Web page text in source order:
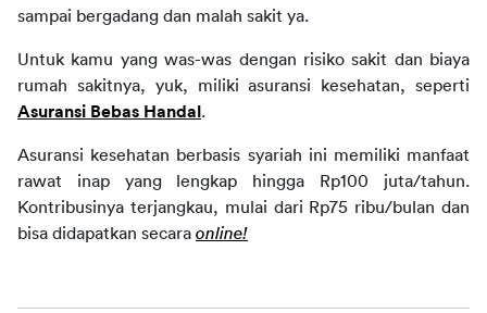
sampai bergadang dan malah sakit ya.
Untuk kamu yang was-was dengan risiko sakit dan biaya
Asuransi Bebas Handal .
Asuransi kesehatan berbasis syariah ini memiliki manfaat
rawat inap yang lengkap hingga Rp100 juta/tahun.
Kontribusinya terjangkau, mulai dari Rp75 ribu/bulan dan
bisa didapatkan secara online!